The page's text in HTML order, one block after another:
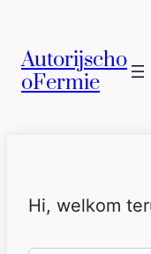
Autorijscho
oFermie
Hi, welkom